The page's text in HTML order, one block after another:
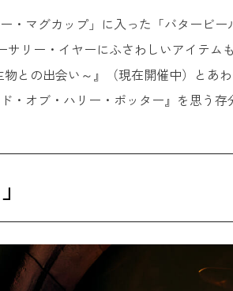
・マグカップ」に入った「バタービ
リー・イヤーにふさわしいアイテム
との出会い～』（現在開催中）とあ
・オブ・ハリー・ポッター』を思う